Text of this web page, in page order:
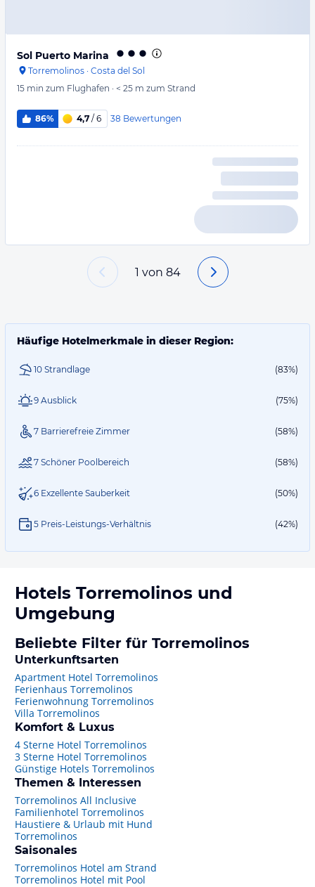
Sol Puerto Marina
Torremolinos · Costa del Sol
15 min zum Flughafen · < 25 m zum Strand
86% 4,7 / 6 38 Bewertungen
1 von 84
Häufige Hotelmerkmale in dieser Region:
10 Strandlage (83%)
9 Ausblick (75%)
7 Barrierefreie Zimmer (58%)
7 Schöner Poolbereich (58%)
6 Exzellente Sauberkeit (50%)
5 Preis-Leistungs-Verhältnis (42%)
Hotels Torremolinos und
Umgebung
Beliebte Filter für Torremolinos
Unterkunftsarten
Apartment Hotel Torremolinos
Ferienhaus Torremolinos
Ferienwohnung Torremolinos
Villa Torremolinos
Komfort & Luxus
4 Sterne Hotel Torremolinos
3 Sterne Hotel Torremolinos
Günstige Hotels Torremolinos
Themen & Interessen
Torremolinos All Inclusive
Familienhotel Torremolinos
Haustiere & Urlaub mit Hund
Torremolinos
Saisonales
Torremolinos Hotel am Strand
Torremolinos Hotel mit Pool